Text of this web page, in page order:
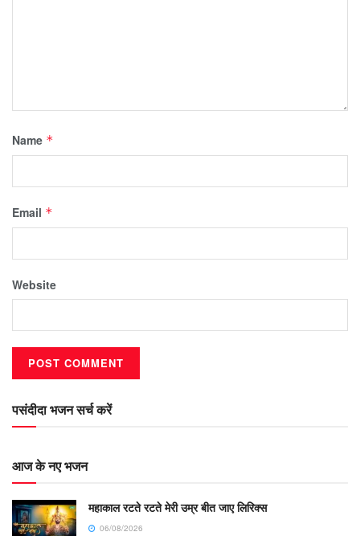
Name *
Email *
Website
पसंदीदा भजन सर्च करें
आज के नए भजन
महाकाल रटते रटते मेरी उम्र बीत जाए लिरिक्स
06/08/2026